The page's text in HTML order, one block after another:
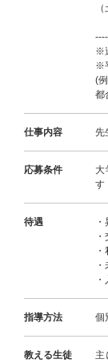
※
※
(
都
仕事内容 先
応募条件
す
待遇
指導方法 個
教える生徒
主